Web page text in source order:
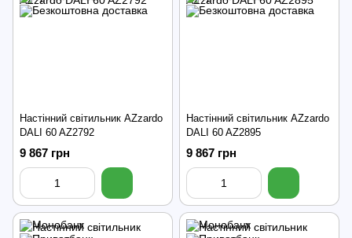
Настінний світильник AZzardo
DALI 60 AZ2792
9 867 грн
Настінний світильник AZzardo
DALI 60 AZ2895
9 867 грн